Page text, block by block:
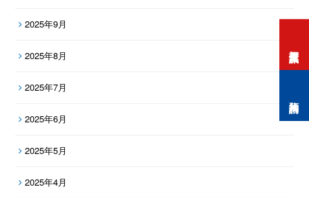
2025年9月
2025年8月
2025年7月
2025年6月
2025年5月
2025年4月